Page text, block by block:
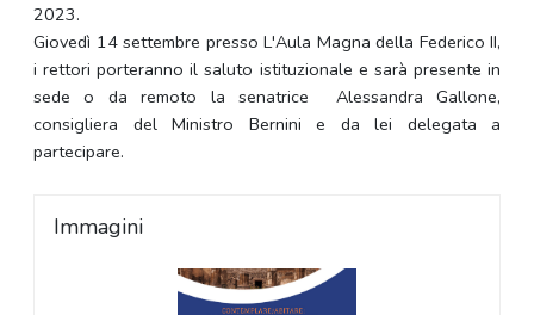
2023.
Giovedì 14 settembre presso L'Aula Magna della Federico II,
i rettori porteranno il saluto istituzionale e sarà presente in
sede o da remoto la senatrice Alessandra Gallone,
consigliera del Ministro Bernini e da lei delegata a
partecipare.
Immagini